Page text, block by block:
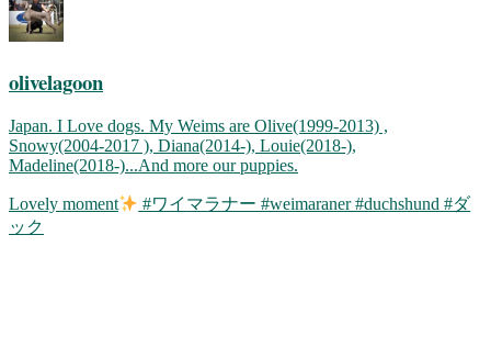
olivelagoon
Japan. I Love dogs. My Weims are Olive(1999-2013) ,
Snowy(2004-2017 ), Diana(2014-), Louie(2018-),
Madeline(2018-)...And more our puppies.
Lovely moment
#ワイマラナー #weimaraner #duchshund #ダ
ック